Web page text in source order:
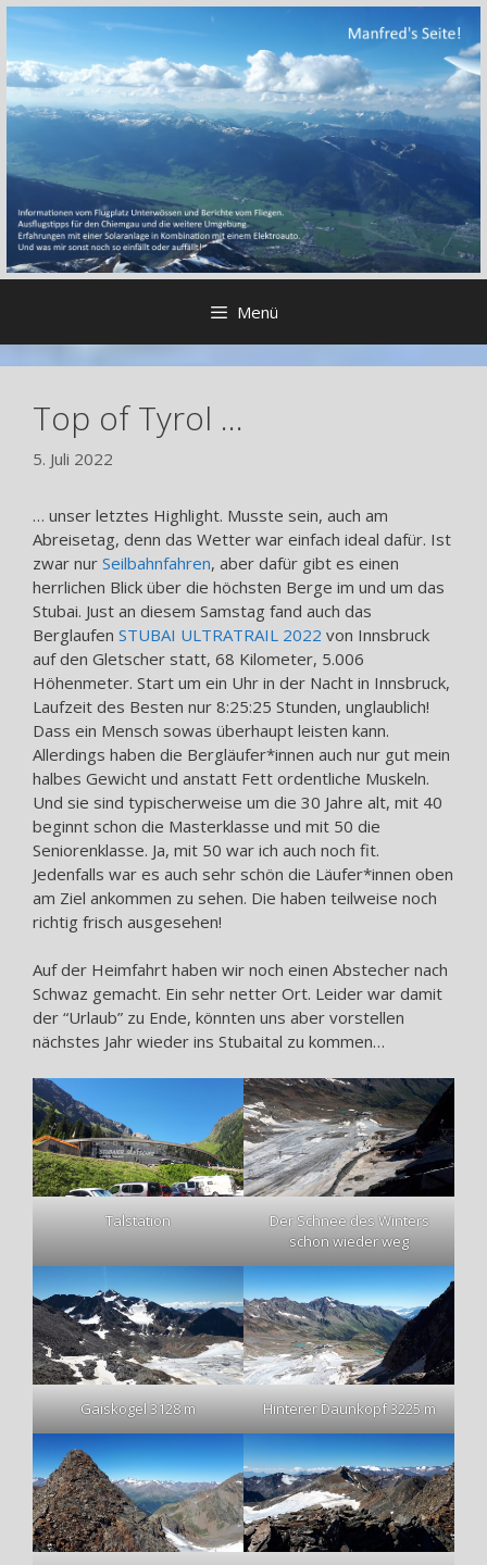
Zum
springen
Menü
Top of Tyrol …
5. Juli 2022
… unser letztes Highlight. Musste sein, auch am
Abreisetag, denn das Wetter war einfach ideal dafür. Ist
zwar nur Seilbahnfahren, aber dafür gibt es einen
herrlichen Blick über die höchsten Berge im und um das
Stubai. Just an diesem Samstag fand auch das
Berglaufen STUBAI ULTRATRAIL 2022 von Innsbruck
auf den Gletscher statt, 68 Kilometer, 5.006
Höhenmeter. Start um ein Uhr in der Nacht in Innsbruck,
Laufzeit des Besten nur 8:25:25 Stunden, unglaublich!
Dass ein Mensch sowas überhaupt leisten kann.
Allerdings haben die Bergläufer*innen auch nur gut mein
halbes Gewicht und anstatt Fett ordentliche Muskeln.
Und sie sind typischerweise um die 30 Jahre alt, mit 40
beginnt schon die Masterklasse und mit 50 die
Seniorenklasse. Ja, mit 50 war ich auch noch fit.
Jedenfalls war es auch sehr schön die Läufer*innen oben
am Ziel ankommen zu sehen. Die haben teilweise noch
richtig frisch ausgesehen!
Auf der Heimfahrt haben wir noch einen Abstecher nach
Schwaz gemacht. Ein sehr netter Ort. Leider war damit
der “Urlaub” zu Ende, könnten uns aber vorstellen
nächstes Jahr wieder ins Stubaital zu kommen…
Talstation
Der Schnee des Winters
schon wieder weg
Gaiskogel 3128 m Hinterer Daunkopf 3225 m